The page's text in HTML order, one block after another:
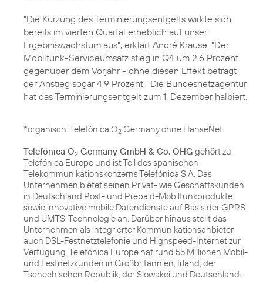
"Die Kürzung des Terminierungsentgelts wirkte sich
bereits im vierten Quartal erheblich auf unser
Ergebniswachstum aus", erklärt André Krause. "Der
Mobilfunk-Serviceumsatz stieg in Q4 um 2,6 Prozent
gegenüber dem Vorjahr - ohne diesen Effekt beträgt
der Anstieg sogar 4,9 Prozent." Die Bundesnetzagentur
hat das Terminierungsentgelt zum 1. Dezember halbiert.
*organisch: Telefónica O2 Germany ohne HanseNet
Telefónica O2 Germany GmbH & Co. OHG gehört zu
Telefónica Europe und ist Teil des spanischen
Telekommunikationskonzerns Telefónica S.A. Das
Unternehmen bietet seinen Privat- wie Geschäftskunden
in Deutschland Post- und Prepaid-Mobilfunkprodukte
sowie innovative mobile Datendienste auf Basis der GPRS-
und UMTS-Technologie an. Darüber hinaus stellt das
Unternehmen als integrierter Kommunikationsanbieter
auch DSL-Festnetztelefonie und Highspeed-Internet zur
Verfügung. Telefónica Europe hat rund 55 Millionen Mobil-
und Festnetzkunden in Großbritannien, Irland, der
Tschechischen Republik, der Slowakei und Deutschland.